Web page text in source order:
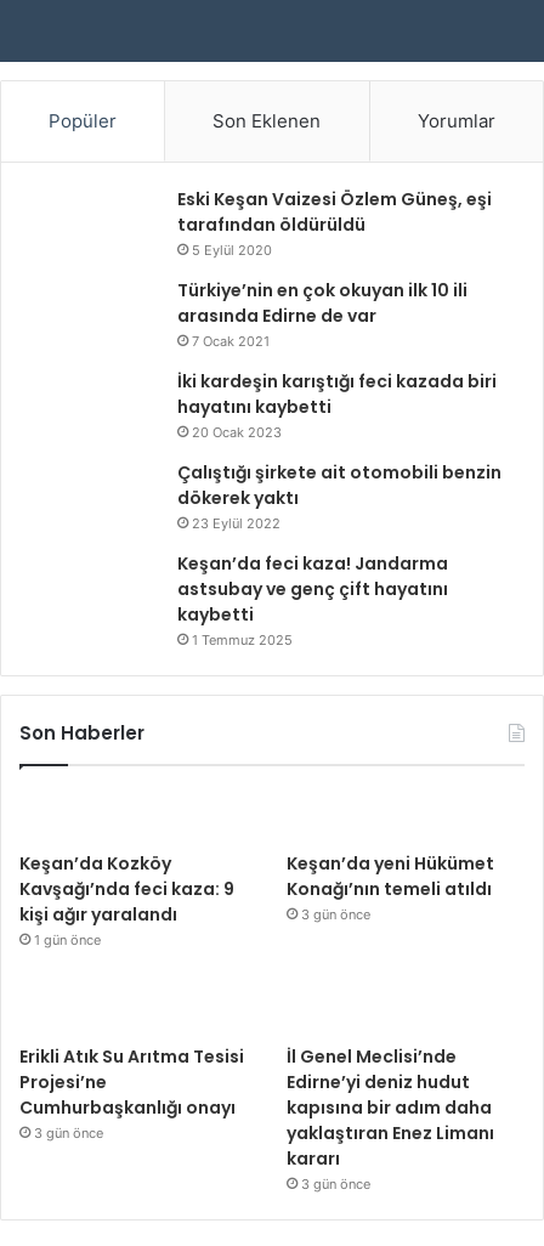
Popüler Son Eklenen Yorumlar
Eski Keşan Vaizesi Özlem Güneş, eşi
tarafından öldürüldü
5 Eylül 2020
Türkiye’nin en çok okuyan ilk 10 ili
arasında Edirne de var
7 Ocak 2021
İki kardeşin karıştığı feci kazada biri
hayatını kaybetti
20 Ocak 2023
Çalıştığı şirkete ait otomobili benzin
dökerek yaktı
23 Eylül 2022
Keşan’da feci kaza! Jandarma
astsubay ve genç çift hayatını
kaybetti
1 Temmuz 2025
Son Haberler
Keşan’da Kozköy
Kavşağı’nda feci kaza: 9
kişi ağır yaralandı
1 gün önce
Keşan’da yeni Hükümet
Konağı’nın temeli atıldı
3 gün önce
Erikli Atık Su Arıtma Tesisi
Projesi’ne
Cumhurbaşkanlığı onayı
3 gün önce
İl Genel Meclisi’nde
Edirne’yi deniz hudut
kapısına bir adım daha
yaklaştıran Enez Limanı
kararı
3 gün önce